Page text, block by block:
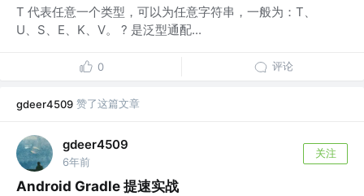
T 代表任意一个类型，可以为任意字符串，一般为：T、
U、S、E、K、V。 ? 是泛型通配...
0 评论
gdeer4509 赞了这篇文章
gdeer4509
6年前
关注
Android Gradle 提速实战